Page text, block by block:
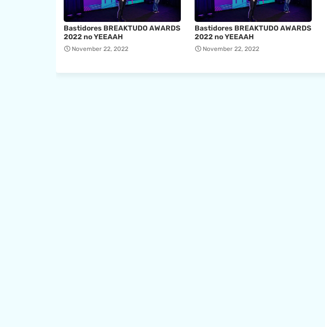
Bastidores BREAKTUDO AWARDS
2022 no YEEAAH
November 22, 2022
Bastidores BREAKTUDO AWARDS
2022 no YEEAAH
November 22, 2022